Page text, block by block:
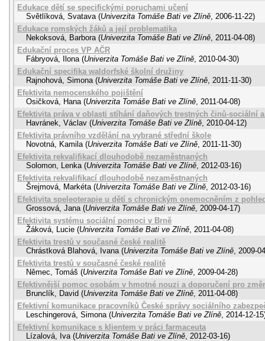
Edukace dětí se specifickými poruchami učení
Světlíková, Svatava (Univerzita Tomáše Bati ve Zlíně, 2006-11-22)
Edukace romských žáků a její problematika
Nekoksová, Barbora (Univerzita Tomáše Bati ve Zlíně, 2011-04-08)
Edukační proces VP AČR
Fábryová, Ilona (Univerzita Tomáše Bati ve Zlíně, 2010-04-30)
Edukační specifika waldorfské školní družiny
Rajnohová, Simona (Univerzita Tomáše Bati ve Zlíně, 2011-11-30)
Efektivita nemocenského pojištění
Osičková, Hana (Univerzita Tomáše Bati ve Zlíně, 2011-04-08)
Efektivita práva v oblasti stíhání daňových trestných činů-sociální
Havránek, Václav (Univerzita Tomáše Bati ve Zlíně, 2010-04-12)
Efektivita právního vzdělání na vybrané střední škole
Novotná, Kamila (Univerzita Tomáše Bati ve Zlíně, 2011-11-30)
Efektivita rekvalifikací dlouhodobě nezaměstnaných
Solomon, Lenka (Univerzita Tomáše Bati ve Zlíně, 2012-03-16)
Efektivita rekvalifikací dlouhodobě nezaměstnaných
Šrejmová, Markéta (Univerzita Tomáše Bati ve Zlíně, 2012-03-16)
Efektivita speleoterapie u dětí s chronickým onemocněním z
Grossová, Jana (Univerzita Tomáše Bati ve Zlíně, 2009-04-17)
Efektivita systému sociální pomoci v Brně
Žáková, Lucie (Univerzita Tomáše Bati ve Zlíně, 2011-04-08)
Efektivita trestů v současné české realitě
Chrástková Blahová, Ivana (Univerzita Tomáše Bati ve Zlíně, 2009-
Efektivita trestů v současné české realitě
Němec, Tomáš (Univerzita Tomáše Bati ve Zlíně, 2009-04-28)
Efektivnější pomoc osobám v hmotné nouzi a doporučení pro
Brunclík, David (Univerzita Tomáše Bati ve Zlíně, 2011-04-08)
Efektivní komunikace pracovníků České správy sociálního
Leschingerová, Simona (Univerzita Tomáše Bati ve Zlíně, 2014-12-15
Efektivní komunikace s klientem v práci farmaceuta
Lízalová, Iva (Univerzita Tomáše Bati ve Zlíně, 2012-03-16)